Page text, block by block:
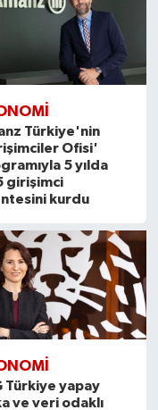
Türkiye'nin
Ofisi'
5 yılda
girişimci
kurdu
Türkiye yapay
ve veri odaklı